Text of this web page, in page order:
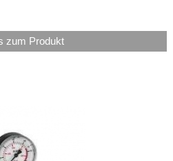
zum Produkt